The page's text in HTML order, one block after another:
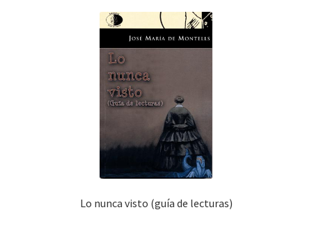
Lo nunca visto (guía de lecturas)